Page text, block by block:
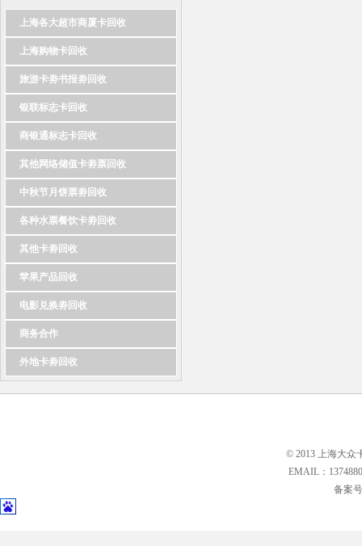
上海各大超市商厦卡回收
上海购物卡回收
旅游卡劵书报劵回收
银联标志卡回收
商银通标志卡回收
其他网络储值卡劵票回收
中秋节月饼票劵回收
各种水票餐饮卡劵回收
其他卡劵回收
苹果产品回收
电影兑换劵回收
商务合作
外地卡劵回收
© 2013 上海大众
EMAIL：
备案